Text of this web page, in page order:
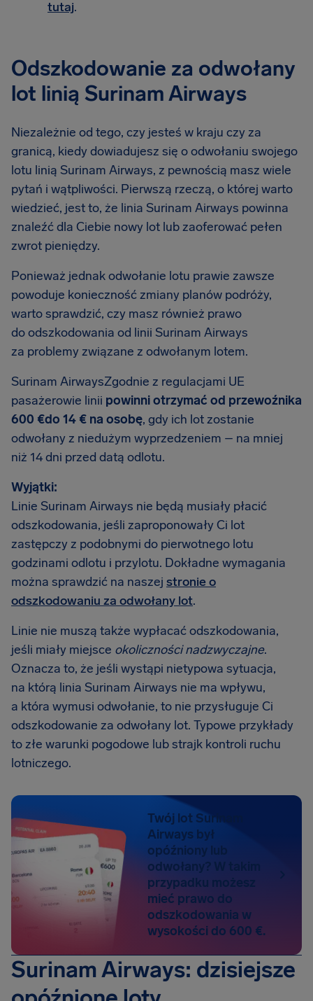
tutaj.
Odszkodowanie za odwołany
lot linią Surinam Airways
Niezależnie od tego, czy jesteś w kraju czy za
granicą, kiedy dowiadujesz się o odwołaniu swojego
lotu linią Surinam Airways, z pewnością masz wiele
pytań i wątpliwości. Pierwszą rzeczą, o której warto
wiedzieć, jest to, że linia Surinam Airways powinna
znaleźć dla Ciebie nowy lot lub zaoferować pełen
zwrot pieniędzy.
Ponieważ jednak odwołanie lotu prawie zawsze
powoduje konieczność zmiany planów podróży,
warto sprawdzić, czy masz również prawo
do odszkodowania od linii Surinam Airways
za problemy związane z odwołanym lotem.
Surinam AirwaysZgodnie z regulacjami UE
pasażerowie linii powinni otrzymać od przewoźnika
600 €do 14 € na osobę, gdy ich lot zostanie
odwołany z niedużym wyprzedzeniem – na mniej
niż 14 dni przed datą odlotu.
Wyjątki:
Linie Surinam Airways nie będą musiały płacić
odszkodowania, jeśli zaproponowały Ci lot
zastępczy z podobnymi do pierwotnego lotu
godzinami odlotu i przylotu. Dokładne wymagania
można sprawdzić na naszej stronie o
odszkodowaniu za odwołany lot.
Linie nie muszą także wypłacać odszkodowania,
jeśli miały miejsce okoliczności nadzwyczajne.
Oznacza to, że jeśli wystąpi nietypowa sytuacja,
na którą linia Surinam Airways nie ma wpływu,
a która wymusi odwołanie, to nie przysługuje Ci
odszkodowanie za odwołany lot. Typowe przykłady
to złe warunki pogodowe lub strajk kontroli ruchu
lotniczego.
Twój lot Surinam
Airways był
opóźniony lub
odwołany? W takim
przypadku możesz
mieć prawo do
odszkodowania w
wysokości do 600 €.
Surinam Airways: dzisiejsze